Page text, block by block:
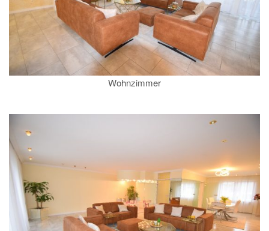
Wohnzimmer